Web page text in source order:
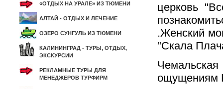
«ОТДЫХ НА УРАЛЕ» ИЗ ТЮМЕНИ
АЛТАЙ - ОТДЫХ И ЛЕЧЕНИЕ
ОЗЕРО СУНГУЛЬ ИЗ ТЮМЕНИ
КАЛИНИНГРАД - ТУРЫ, ОТДЫХ,
ЭКСКУРСИИ
РЕКЛАМНЫЕ ТУРЫ ДЛЯ
МЕНЕДЖЕРОВ ТУРФИРМ
церковь
.Женский
"Скала
ощущениям